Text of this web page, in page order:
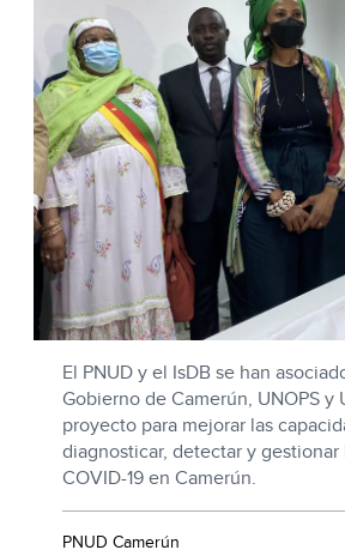
El PNUD y el IsDB se han
Gobierno de Camerún, UNOPS y
proyecto para mejorar las
diagnosticar, detectar y gestionar
COVID-19 en Camerún.
PNUD Camerún